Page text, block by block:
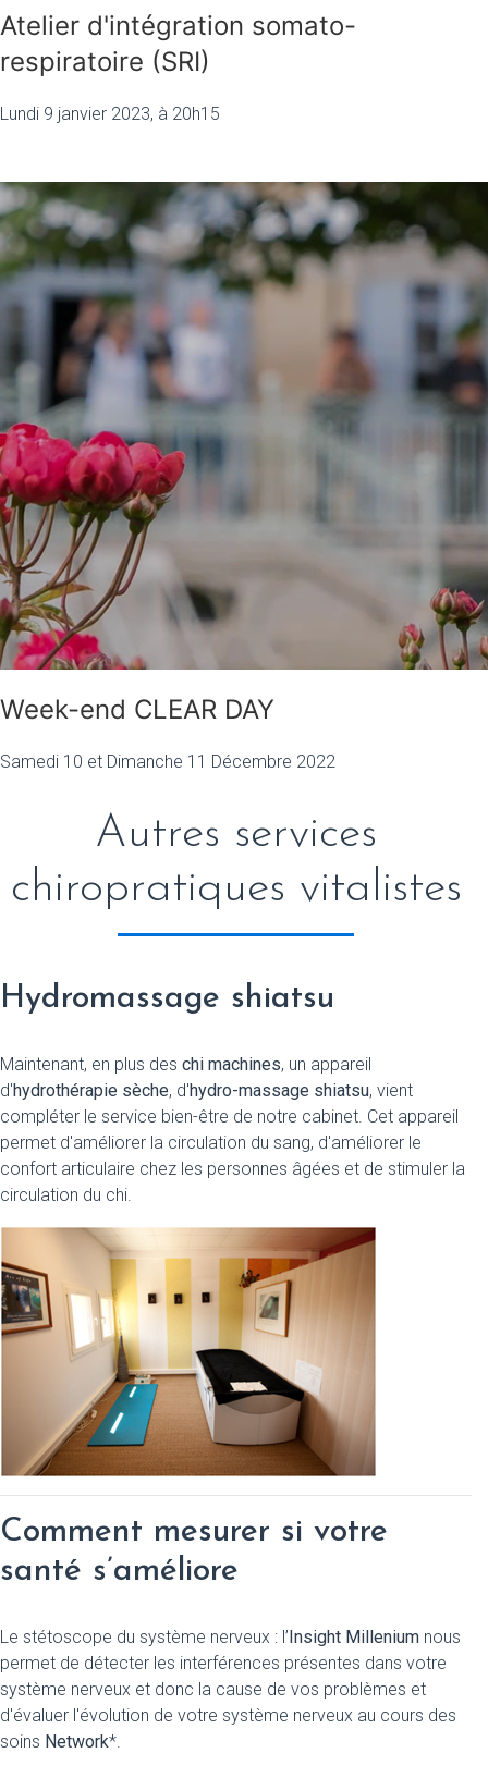
Atelier d'intégration somato-
respiratoire (SRI)
Lundi 9 janvier 2023, à 20h15
Week-end CLEAR DAY
Samedi 10 et Dimanche 11 Décembre 2022
Autres services
chiropratiques vitalistes
Hydromassage shiatsu
Maintenant, en plus des chi machines, un appareil
d'hydrothérapie sèche, d'hydro-massage shiatsu, vient
compléter le service bien-être de notre cabinet. Cet appareil
permet d'améliorer la circulation du sang, d'améliorer le
confort articulaire chez les personnes âgées et de stimuler la
circulation du chi.
Comment mesurer si votre
santé s’améliore
Le stétoscope du système nerveux : l’Insight Millenium nous
permet de détecter les interférences présentes dans votre
système nerveux et donc la cause de vos problèmes et
d'évaluer l'évolution de votre système nerveux au cours des
soins Network*.